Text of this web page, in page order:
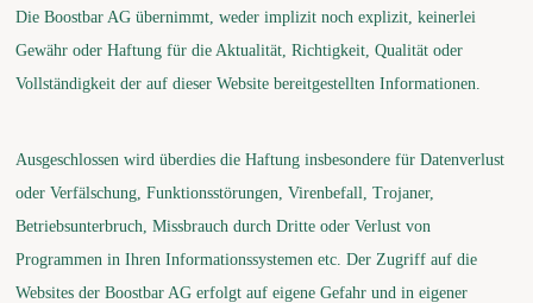
Die Boostbar AG übernimmt, weder implizit noch explizit, keinerlei
Gewähr oder Haftung für die Aktualität, Richtigkeit, Qualität oder
Vollständigkeit der auf dieser Website bereitgestellten Informationen.
Ausgeschlossen wird überdies die Haftung insbesondere für Datenverlust
oder Verfälschung, Funktionsstörungen, Virenbefall, Trojaner,
Betriebsunterbruch, Missbrauch durch Dritte oder Verlust von
Programmen in Ihren Informationssystemen etc. Der Zugriff auf die
Websites der Boostbar AG erfolgt auf eigene Gefahr und in eigener